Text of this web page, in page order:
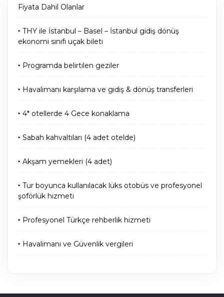
Fiyata Dahil Olanlar
‣ THY ile İstanbul – Basel – İstanbul gidiş dönüş
ekonomi sınıfı uçak bileti
‣ Programda belirtilen geziler
‣ Havalimanı karşılama ve gidiş & dönüş transferleri
‣ 4* otellerde 4 Gece konaklama
‣ Sabah kahvaltıları (4 adet otelde)
‣ Akşam yemekleri (4 adet)
‣ Tur boyunca kullanılacak lüks otobüs ve profesyonel
şoförlük hizmeti
‣ Profesyonel Türkçe rehberlik hizmeti
‣ Havalimanı ve Güvenlik vergileri